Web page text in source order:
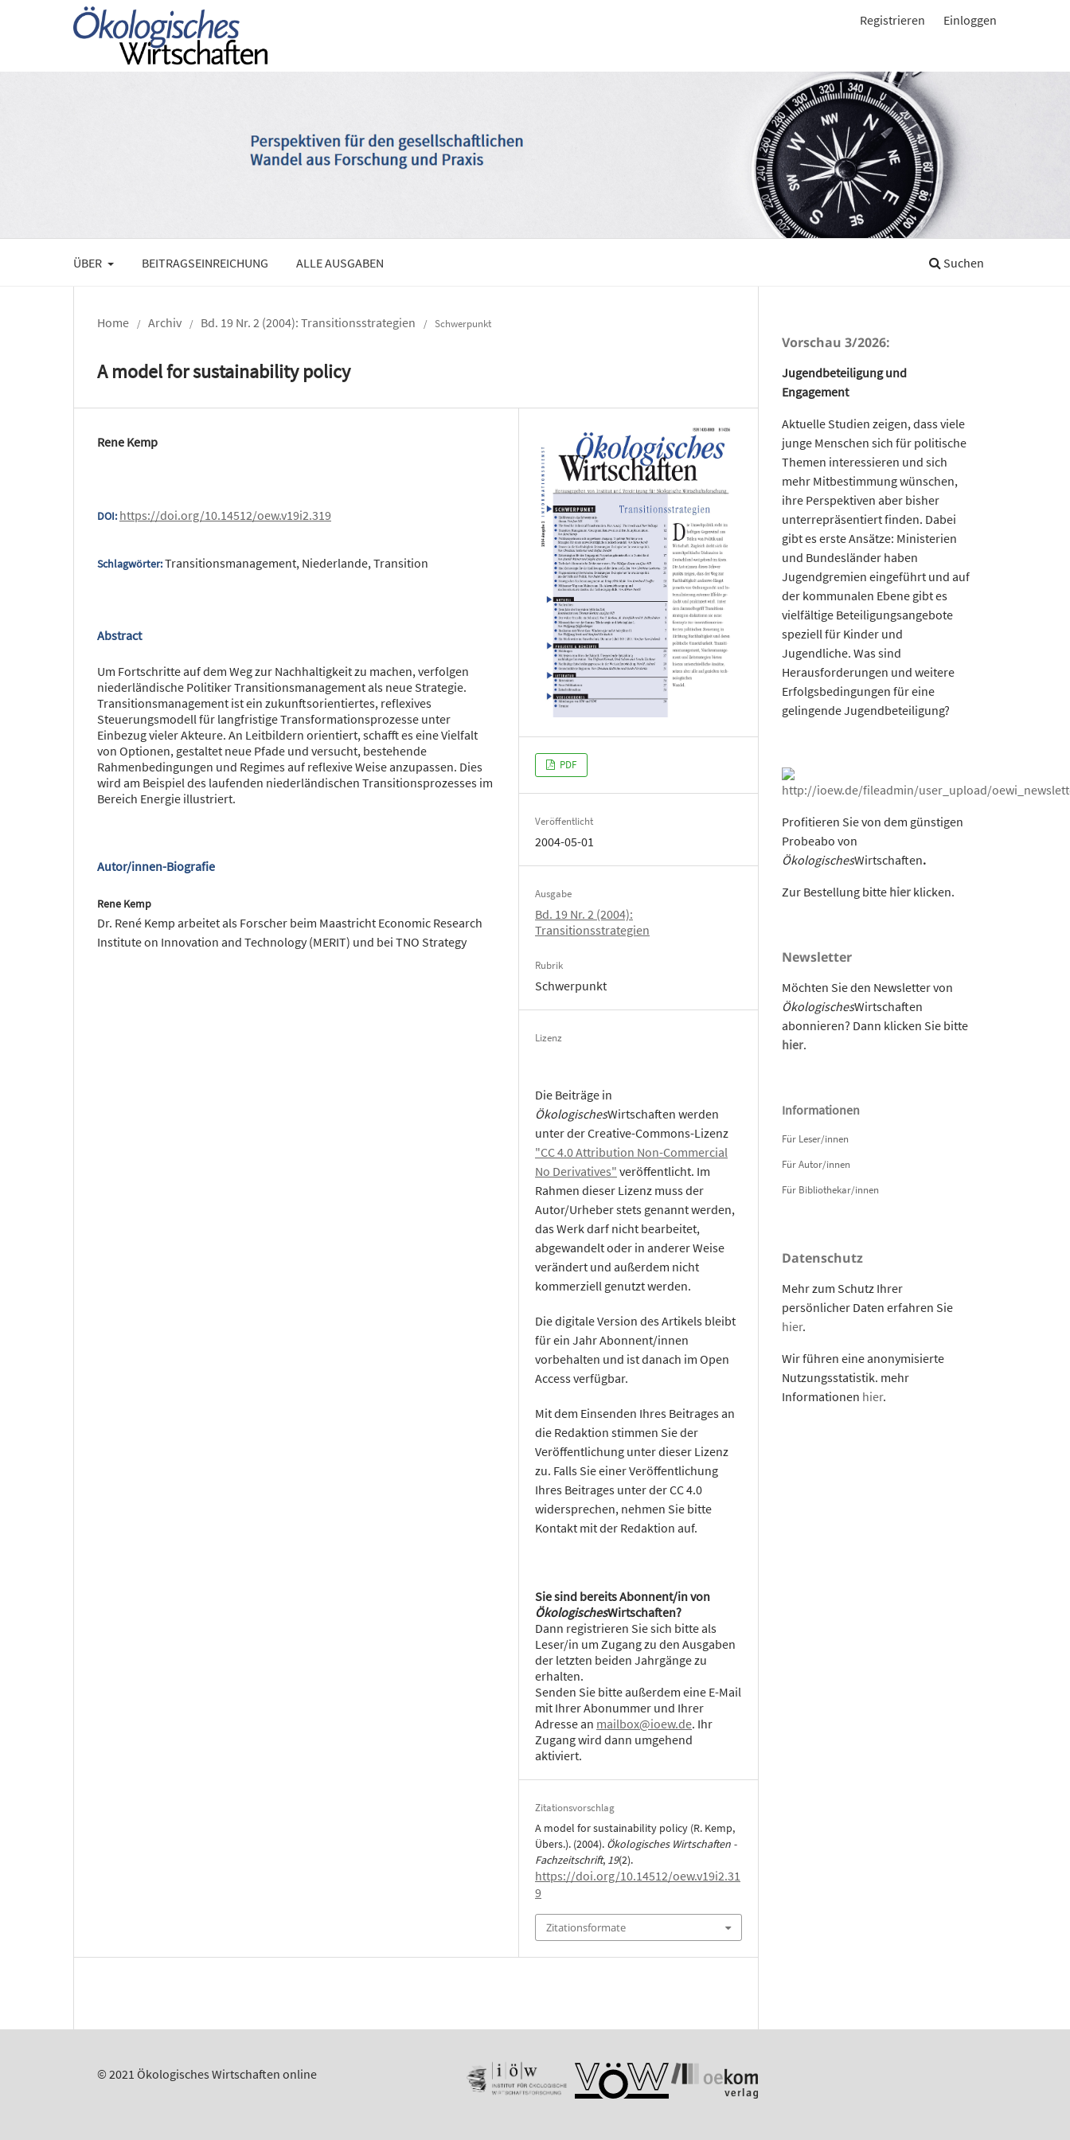
ÜBER BEITRAGSEINREICHUNG ALLE AUSGABEN Suchen
Registrieren Einloggen
Home / Archiv / Bd. 19 Nr. 2 (2004): Transitionsstrategien / Schwerpunkt
A model for sustainability policy
Rene Kemp
DOI: https://doi.org/10.14512/oew.v19i2.319
Schlagwörter:Transitionsmanagement, Niederlande, Transition
Abstract
Um Fortschritte auf dem Weg zur Nachhaltigkeit zu machen, verfolgen
niederländische Politiker Transitionsmanagement als neue Strategie.
Transitionsmanagement ist ein zukunftsorientiertes, reflexives
Steuerungsmodell für langfristige Transformationsprozesse unter
Einbezug vieler Akteure. An Leitbildern orientiert, schafft es eine Vielfalt
von Optionen, gestaltet neue Pfade und versucht, bestehende
Rahmenbedingungen und Regimes auf reflexive Weise anzupassen. Dies
wird am Beispiel des laufenden niederländischen Transitionsprozesses im
Bereich Energie illustriert.
Autor/innen-Biografie
Rene Kemp
Dr. René Kemp arbeitet als Forscher beim Maastricht Economic Research
Institute on Innovation and Technology (MERIT) und bei TNO Strategy
PDF
Veröffentlicht
2004-05-01
Ausgabe
Bd. 19 Nr. 2 (2004):
Transitionsstrategien
Rubrik
Schwerpunkt
Lizenz
Die Beiträge in
ÖkologischesWirtschaften werden
unter der Creative-Commons-Lizenz
"CC 4.0 Attribution Non-Commercial
No Derivatives" veröffentlicht. Im
Rahmen dieser Lizenz muss der
Autor/Urheber stets genannt werden,
das Werk darf nicht bearbeitet,
abgewandelt oder in anderer Weise
verändert und außerdem nicht
kommerziell genutzt werden.
Die digitale Version des Artikels bleibt
für ein Jahr Abonnent/innen
vorbehalten und ist danach im Open
Access verfügbar.
Mit dem Einsenden Ihres Beitrages an
die Redaktion stimmen Sie der
Veröffentlichung unter dieser Lizenz
zu. Falls Sie einer Veröffentlichung
Ihres Beitrages unter der CC 4.0
widersprechen, nehmen Sie bitte
Kontakt mit der Redaktion auf.
Sie sind bereits Abonnent/in von
ÖkologischesWirtschaften?
Dann registrieren Sie sich bitte als
Leser/in um Zugang zu den Ausgaben
der letzten beiden Jahrgänge zu
erhalten.
Senden Sie bitte außerdem eine E-Mail
mit Ihrer Abonummer und Ihrer
Adresse an mailbox@ioew.de. Ihr
Zugang wird dann umgehend
aktiviert.
Zitationsvorschlag
A model for sustainability policy (R. Kemp,
Übers.). (2004). Ökologisches Wirtschaften -
Fachzeitschrift, 19(2).
https://doi.org/10.14512/oew.v19i2.31
9
Zitationsformate
Vorschau 3/2026:
Jugendbeteiligung und
Engagement
Aktuelle Studien zeigen, dass viele
junge Menschen sich für politische
Themen interessieren und sich
mehr Mitbestimmung wünschen,
ihre Perspektiven aber bisher
unterrepräsentiert finden. Dabei
gibt es erste Ansätze: Ministerien
und Bundesländer haben
Jugendgremien eingeführt und auf
der kommunalen Ebene gibt es
vielfältige Beteiligungsangebote
speziell für Kinder und
Jugendliche. Was sind
Herausforderungen und weitere
Erfolgsbedingungen für eine
gelingende Jugendbeteiligung?
Profitieren Sie von dem günstigen
Probeabo von
ÖkologischesWirtschaften.
Zur Bestellung bitte hier klicken.
Newsletter
Möchten Sie den Newsletter von
ÖkologischesWirtschaften
abonnieren? Dann klicken Sie bitte
hier.
Informationen
Für Leser/innen
Für Autor/innen
Für Bibliothekar/innen
Datenschutz
Mehr zum Schutz Ihrer
persönlicher Daten erfahren Sie
hier.
Wir führen eine anonymisierte
Nutzungsstatistik. mehr
Informationen hier.
© 2021 Ökologisches Wirtschaften online